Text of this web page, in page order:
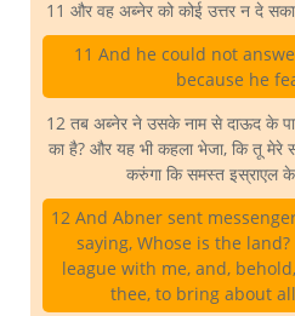
11 और वह अब्नेर को कोई उत्तर न दे
11 And he could not
because he
12 तब अब्नेर ने उसके नाम से दाऊद के
का है? और यह भी कहला भेजा, कि तू मेरे
करुंगा कि समस्त इस्राएल
12 And Abner sent
saying, Whose is the
league with me, and,
thee, to bring about